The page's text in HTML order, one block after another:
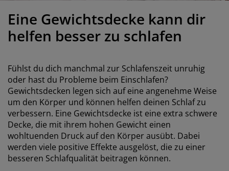
und Zubehör
& Bügeln
Eine Gewichtsdecke kann dir
helfen besser zu schlafen
Fühlst du dich manchmal zur Schlafenszeit unruhig
oder hast du Probleme beim Einschlafen?
Gewichtsdecken legen sich auf eine angenehme Weise
um den Körper und können helfen deinen Schlaf zu
verbessern. Eine Gewichtsdecke ist eine extra schwere
Decke, die mit ihrem hohen Gewicht einen
wohltuenden Druck auf den Körper ausübt. Dabei
werden viele positive Effekte ausgelöst, die zu einer
besseren Schlafqualität beitragen können.